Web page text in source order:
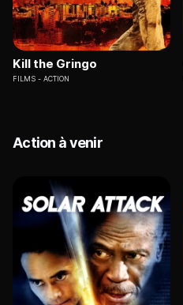
Kill the Gringo
FILMS ACTION
Action à venir